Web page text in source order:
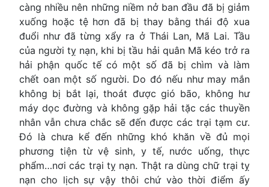
càng nhiều nên những niềm nở ban đầu đã bị giảm
xuống hoặc tệ hơn đã bị thay bằng thái độ xua
đuổi như đã từng xẩy ra ở Thái Lan, Mã Lai. Tầu
của người tỵ nạn, khi bị tầu hải quân Mã kéo trở ra
hải phận quốc tế có một số đã bị chìm và làm
chết oan một số người. Do đó nếu như may mắn
không bị bắt lại, thoát được gió bão, không hư
máy dọc đường và không gặp hải tặc các thuyền
nhân vẫn chưa chắc sẽ đến được các trại tạm cư.
Ðó là chưa kể đến những khó khăn về đủ mọi
phương tiện từ vệ sinh, y tế, nước uống, thực
phẩm…nơi các trại tỵ nạn. Thật ra dùng chữ trại tỵ
nạn cho lịch sự vậy thôi chứ vào thời điểm ấy